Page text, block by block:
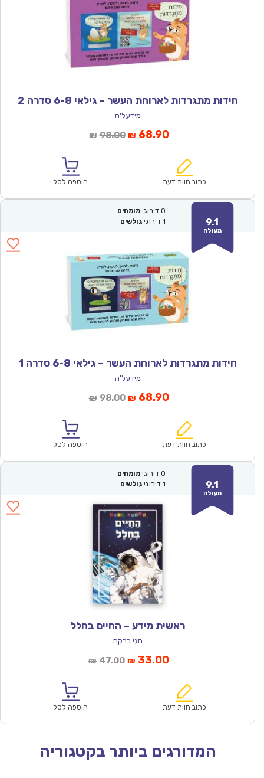
חידות מתגרדות לארוחת העשר – גילאי 6-8 סדרה 2
מידעל'ה
₪ 98.00המחיר
₪98.00.
₪ 68.90המחיר
הוא:
כתוב חוות דעת הוספה לסל
9.1
מעולה
0 דירוגי מומחים
1 דירוגי גולשים
חידות מתגרדות לארוחת העשר – גילאי 6-8 סדרה 1
מידעל'ה
₪ 98.00המחיר
₪98.00.
₪ 68.90המחיר
הוא:
כתוב חוות דעת הוספה לסל
9.1
מעולה
0 דירוגי מומחים
1 דירוגי גולשים
ראשית מידע – החיים בחלל
חגי ברקת
₪ 47.00המחיר
₪47.00.
₪ 33.00המחיר
הוא:
כתוב חוות דעת הוספה לסל
המדורגים ביותר בקטגוריה